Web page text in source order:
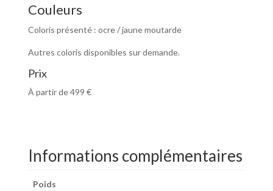
Couleurs
Coloris présenté : ocre / jaune moutarde
Autres coloris disponibles sur demande.
Prix
À partir de 499 €
Informations complémentaires
Poids